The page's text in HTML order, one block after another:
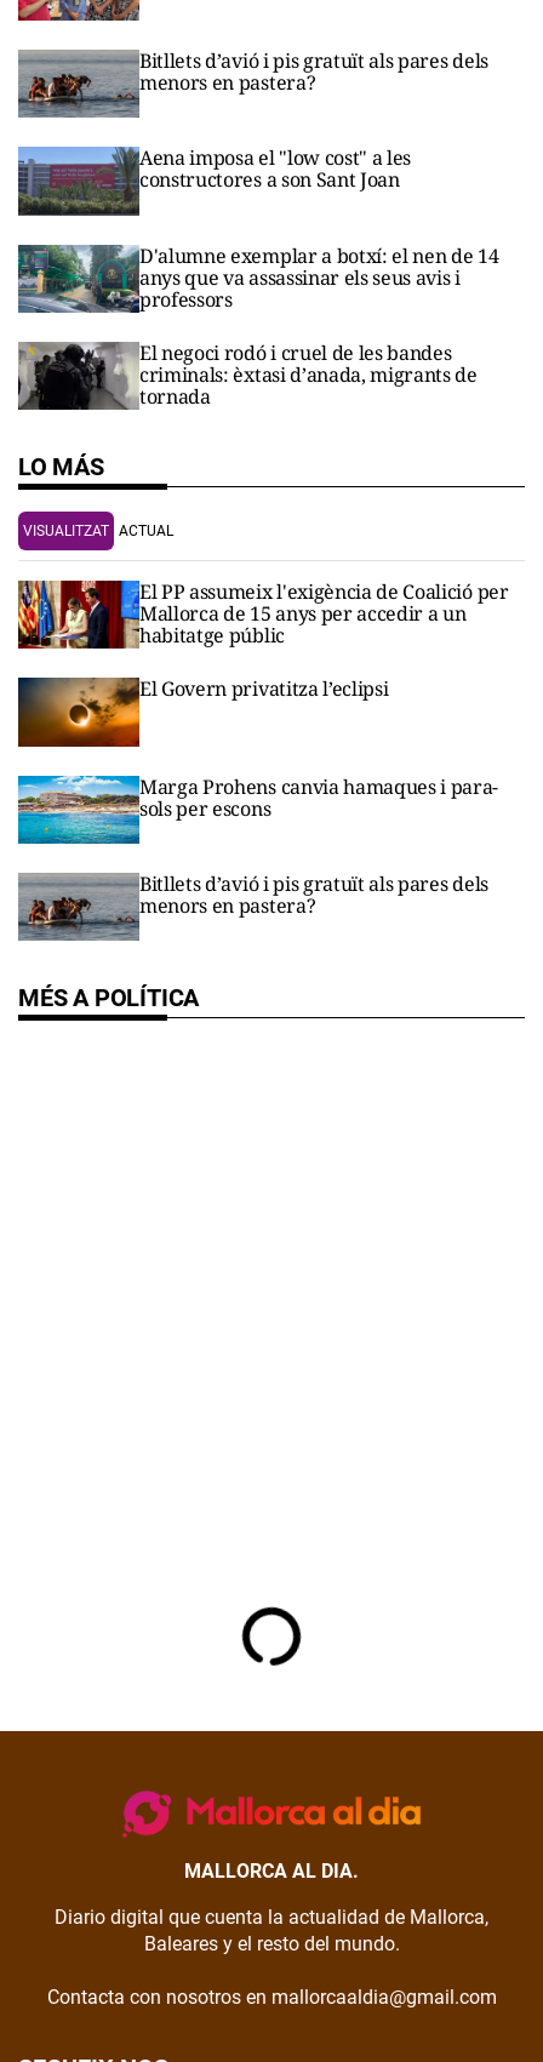
Bitllets d’avió i pis gratuït als pares dels
menors en pastera?
Aena imposa el "low cost" a les
constructores a son Sant Joan
D'alumne exemplar a botxí: el nen de 14
anys que va assassinar els seus avis i
professors
El negoci rodó i cruel de les bandes
criminals: èxtasi d’anada, migrants de
tornada
LO MÁS
VISUALITZAT ACTUAL
El PP assumeix l'exigència de Coalició per
Mallorca de 15 anys per accedir a un
habitatge públic
El Govern privatitza l’eclipsi
Marga Prohens canvia hamaques i para-
sols per escons
Bitllets d’avió i pis gratuït als pares dels
menors en pastera?
MÉS A POLÍTICA
MALLORCA AL DIA.
Diario digital que cuenta la actualidad de Mallorca,
Baleares y el resto del mundo.
Contacta con nosotros en mallorcaaldia@gmail.com